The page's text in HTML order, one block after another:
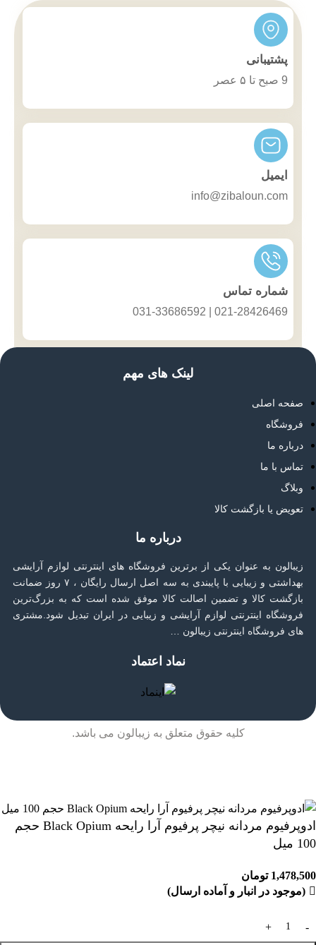
پشتیبانی
9 صبح تا ۵ عصر
ایمیل
info@zibaloun.com
شماره تماس
021-28426469 | 031-33686592
لینک های مهم
صفحه اصلی
فروشگاه
درباره ما
تماس با ما
وبلاگ
تعویض یا بازگشت کالا
درباره ما
زیبالون به عنوان یکی از برترین فروشگاه های اینترنتی لوازم آرایشی
بهداشتی و زیبایی با پایبندی به سه اصل ارسال رایگان ، ۷ روز ضمانت
بازگشت کالا و تضمین اصالت کالا موفق شده است که به بزرگ‌ترین
فروشگاه اینترنتی لوازم آرایشی و زیبایی در ایران تبدیل شود.مشتری
های فروشگاه اینترنتی زیبالون …
نماد اعتماد
کلیه حقوق متعلق به زیبالون می باشد.
ادوپرفیوم مردانه نیچر پرفیوم آرا رایحه Black Opium حجم
100 میل
1,478,500 تومان
(موجود در انبار و آماده ارسال)